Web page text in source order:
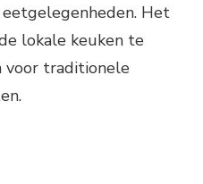
Het
lokale keuken te
voor traditionele